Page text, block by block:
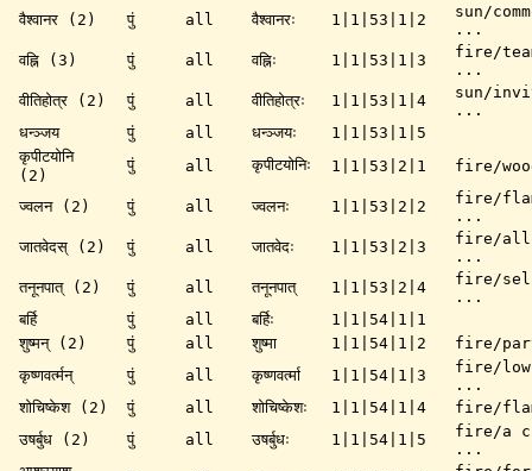
वैश्वानर (2)
पुं all वैश्वानरः 1|1|53|1|2
sun/
...
वह्नि (3)
पुं all वह्निः 1|1|53|1|3
fire/
...
वीतिहोत्र (2)
पुं all वीतिहोत्रः 1|1|53|1|4
sun/
...
धन्ञ्जय
पुं all धन्ञ्जयः
1|1|53|1|5
कृपीटयोनि
(2)
पुं all कृपीटयोनिः 1|1|53|2|1 fire/
ज्वलन (2) पुं all ज्वलनः 1|1|53|2|2
fire/
...
जातवेदस् (2)
पुं all जातवेदः 1|1|53|2|3
fire/all-
...
तनूनपात् (2)
पुं all तनूनपात् 1|1|53|2|4
fire/
...
बर्हि
पुं all बर्हिः
1|1|54|1|1
शुष्मन् (2)
पुं all शुष्मा 1|1|54|1|2
fire/
कृष्णवर्त्मन्
पुं all कृष्णवर्त्मा 1|1|54|1|3
fire/low
...
शोचिष्केश (2)
पुं all शोचिष्केशः 1|1|54|1|4
fire/
उषर्बुध (2)
पुं all उषर्बुधः 1|1|54|1|5
fire/a
...